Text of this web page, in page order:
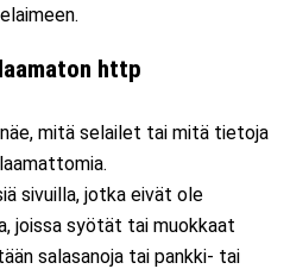
http
mitä selailet tai mitä tietoja
sivuilla, jotka eivät ole
joissa syötät tai muokkaat
salasanoja tai pankki- tai